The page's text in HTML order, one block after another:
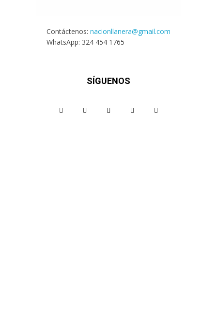
Contáctenos: nacionllanera@gmail.com
WhatsApp: 324 454 1765
SÍGUENOS